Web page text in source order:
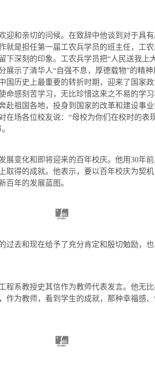
迎和亲切的问候。在致辞中他谈到对于具
就是担任第一届工农兵学员的班主任，工
深刻的印象。工农兵学员把“人民送我上
示了清华人“自强不息，厚德载物”的精神
国历史上最重要的转折时期，迎来了国家
感刻苦学习，无比珍惜这来之不易的学习
赴祖国各地，投身到国家的改革和建设事
场各位校友说：“母校为你们在校时的表
展变化和即将迎来的百年校庆。他用30年
取得的成就。他表示，要以百年校庆为契
百年的发展蓝图。
过去和现在给予了充分肯定和殷切勉励，
程系教授史其信作为教师代表发言。他无
作为教师，看到学生的成就，那种幸福感